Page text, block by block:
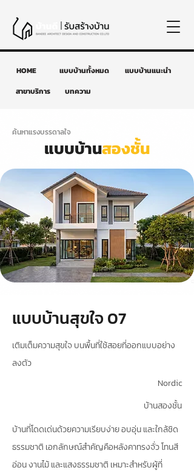
HOME แบบบ้านทั้งหมด
แบบบ้านแนะนำ
สาขาบริการ
บทความ
ค้นหาแรงบรรดาลใจ
แบบบ้านสองชั้น
แบบบ้านสุขใจ 07
เติมเต็มความสุขใจ บนพื้นที่ใช้สอยที่ออกแบบอย่าง
ลงตัว
Nordic
บ้านสองชั้น
บ้านที่โดดเด่นด้วยความเรียบง่าย อบอุ่น และใกล้ชิด
ธรรมชาติ เอกลักษณ์สำคัญคือหลังคาทรงจั่ว โทนสี
อ่อน งานไม้ และแสงธรรมชาติ เหมาะสำหรับผู้ที่